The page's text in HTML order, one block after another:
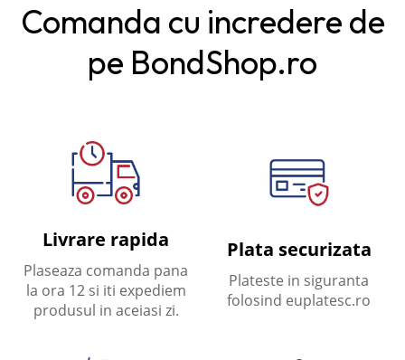
Comanda cu incredere de
pe BondShop.ro
Livrare rapida
Plaseaza comanda pana
la ora 12 si iti expediem
produsul in aceiasi zi.
Plata securizata
Plateste in siguranta
folosind euplatesc.ro